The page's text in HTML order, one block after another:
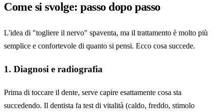
Come si svolge: passo dopo passo
L'idea di "togliere il nervo" spaventa, ma il trattamento è molto più
semplice e confortevole di quanto si pensi. Ecco cosa succede.
1. Diagnosi e radiografia
Prima di toccare il dente, serve capire esattamente cosa sta
succedendo. Il dentista fa test di vitalità (caldo, freddo, stimolo